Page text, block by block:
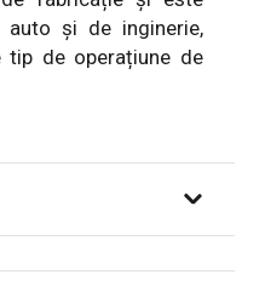
auto și de inginerie,
tip de operațiune de